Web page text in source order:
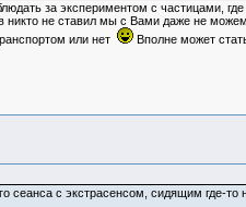
за экспериментом с частицами,
никто не ставил мы с Вами даже не
или нет
Вполне может
сеанса с экстрасенсом, сидящим где-то